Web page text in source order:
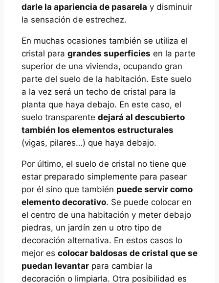
darle la apariencia de pasarela y disminuir
la sensación de estrechez.
En muchas ocasiones también se utiliza el
cristal para grandes superficies en la parte
superior de una vivienda, ocupando gran
parte del suelo de la habitación. Este suelo
a la vez será un techo de cristal para la
planta que haya debajo. En este caso, el
suelo transparente dejará al descubierto
también los elementos estructurales
(vigas, pilares…) que haya debajo.
Por último, el suelo de cristal no tiene que
estar preparado simplemente para pasear
por él sino que también puede servir como
elemento decorativo. Se puede colocar en
el centro de una habitación y meter debajo
piedras, un jardín zen u otro tipo de
decoración alternativa. En estos casos lo
mejor es colocar baldosas de cristal que se
puedan levantarpara cambiar la
decoración o limpiarla. Otra posibilidad es